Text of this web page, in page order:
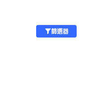
篩選器